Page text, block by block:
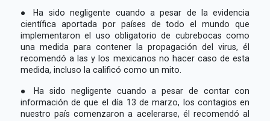
● Ha sido negligente cuando a pesar de la evidencia
científica aportada por países de todo el mundo que
implementaron el uso obligatorio de cubrebocas como
una medida para contener la propagación del virus, él
recomendó a las y los mexicanos no hacer caso de esta
medida, incluso la calificó como un mito.
● Ha sido negligente cuando a pesar de contar con
información de que el día 13 de marzo, los contagios en
nuestro país comenzaron a acelerarse, él recomendó al